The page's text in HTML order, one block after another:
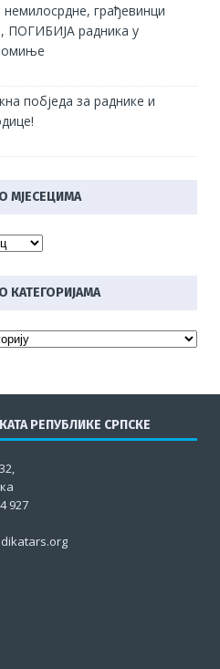
грађевинци
ПОГИБИЈА радника у
побједа за раднике и
МЈЕСЕЦИМА
КАТЕГОРИЈАМА
РЕПУБЛИКЕ СРПСКЕ
927